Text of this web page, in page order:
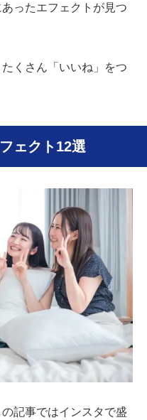
ったエフェクトが見つ
くさん「いいね」をつ
ェクト12選
記事ではインスタで盛